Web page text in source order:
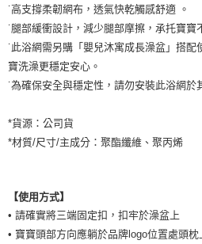
˙高支撐柔韌網布，透氣快乾觸感舒適 。
˙腿部緩衝設計，減少腿部摩擦，承托寶寶
˙此浴網需另購「嬰兒沐寓成長澡盆」搭
寶洗澡更穩定安心。
˙為確保安全與穩定性，請勿安裝此浴網於
*貨源：公司貨
*材質/尺寸/主成分：聚酯纖維、聚丙烯
【使用方式】
• 請確實將三端固定扣，扣牢於澡盆上
• 寶寶頭部方向應躺於品牌logo位置處頭枕